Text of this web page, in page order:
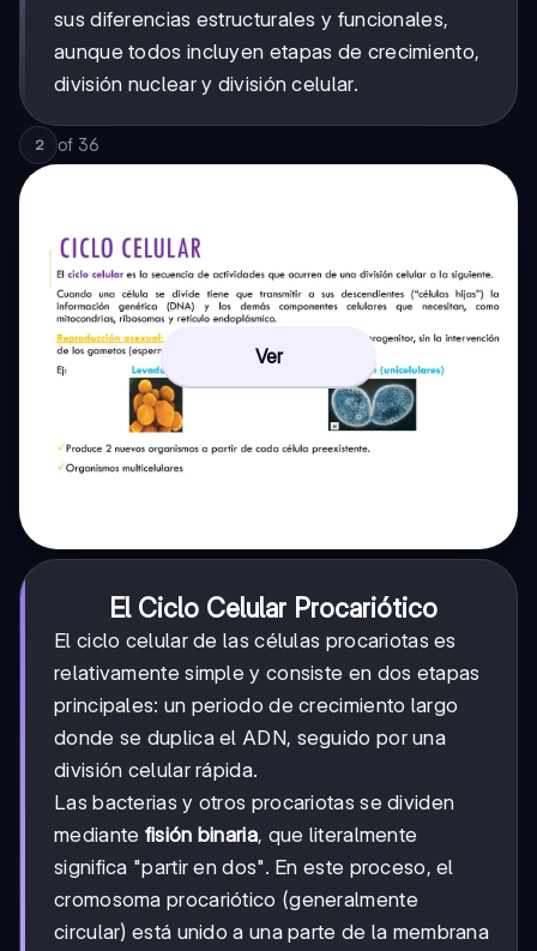
sus diferencias estructurales y funcionales,
aunque todos incluyen etapas de crecimiento,
división nuclear y división celular.
2 of 36
Ver
El Ciclo Celular Procariótico
El ciclo celular de las células procariotas es
relativamente simple y consiste en dos etapas
principales: un periodo de crecimiento largo
donde se duplica el ADN, seguido por una
división celular rápida.
Las bacterias y otros procariotas se dividen
mediante fisión binaria, que literalmente
significa "partir en dos". En este proceso, el
cromosoma procariótico (generalmente
circular) está unido a una parte de la membrana